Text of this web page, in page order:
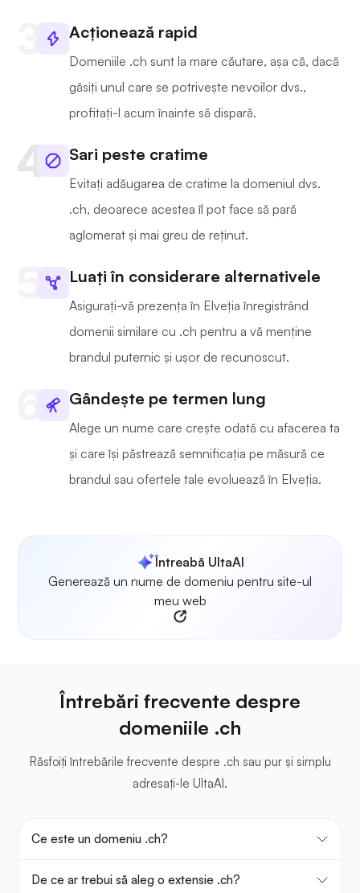
Acționează rapid
Domeniile .ch sunt la mare căutare, așa că, dacă
găsiți unul care se potrivește nevoilor dvs.,
profitați-l acum înainte să dispară.
Sari peste cratime
Evitați adăugarea de cratime la domeniul dvs.
.ch, deoarece acestea îl pot face să pară
aglomerat și mai greu de reținut.
Luați în considerare alternativele
Asigurați-vă prezența în Elveția înregistrând
domenii similare cu .ch pentru a vă menține
brandul puternic și ușor de recunoscut.
Gândește pe termen lung
Alege un nume care crește odată cu afacerea ta
și care își păstrează semnificația pe măsură ce
brandul sau ofertele tale evoluează în Elveția.
Întreabă UltaAI
Generează un nume de domeniu pentru site-ul
meu web
Întrebări frecvente despre
domeniile .ch
Răsfoiți întrebările frecvente despre .ch sau pur și simplu
adresați-le UltaAI.
Ce este un domeniu .ch?
De ce ar trebui să aleg o extensie .ch?